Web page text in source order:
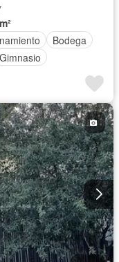
Bodega
Gimnasio